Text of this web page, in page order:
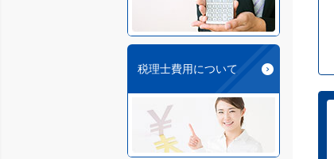
税理士費用について